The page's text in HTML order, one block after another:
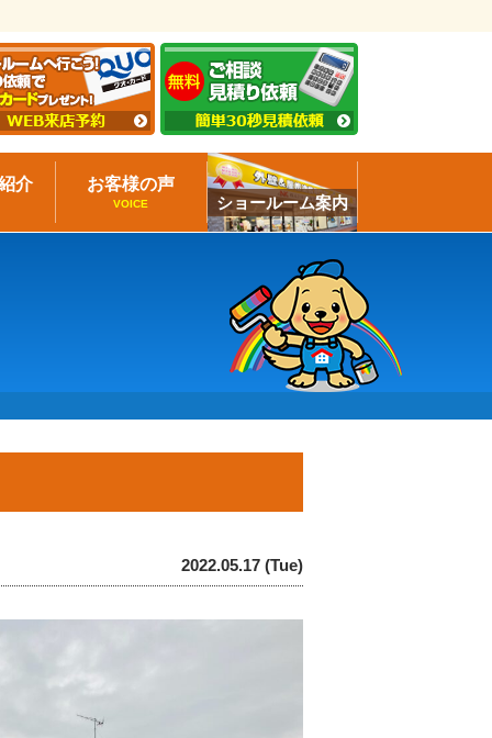
介 お客様の声
VOICE ショールーム案内
2022.05.17 (Tue)